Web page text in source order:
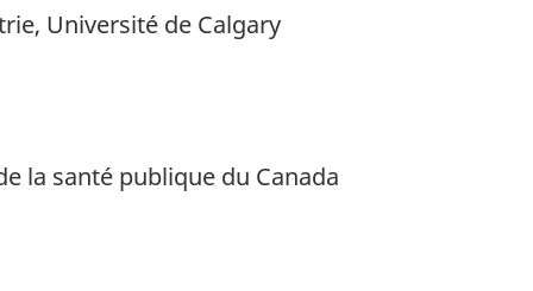
Université de Calgary
la santé publique du Canada